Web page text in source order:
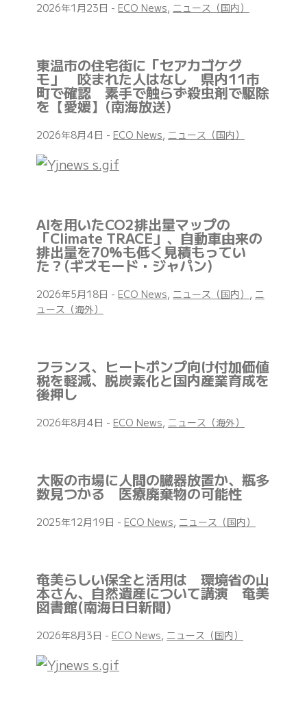
2026年1月23日 - ECO News, ニュース（国内）
東温市の住宅街に「セアカゴケグ
モ」 咬まれた人はなし 県内11市
町で確認 素手で触らず殺虫剤で駆除
を【愛媛】(南海放送)
2026年8月4日 - ECO News, ニュース（国内）
AIを用いたCO2排出量マップの
「Climate TRACE」、自動車由来の
排出量を70%も低く見積もってい
た？(ギズモード・ジャパン)
2026年5月18日 - ECO News, ニュース（国内） , ニ
ュース（海外）
フランス、ヒートポンプ向け付加価値
税を軽減、脱炭素化と国内産業育成を
後押し
2026年8月4日 - ECO News, ニュース（海外）
大阪の市場に人間の臓器放置か、瓶多
数見つかる 医療廃棄物の可能性
2025年12月19日 - ECO News, ニュース（国内）
奄美らしい保全と活用は 環境省の山
本さん、自然遺産について講演 奄美
図書館(南海日日新聞)
2026年8月3日 - ECO News, ニュース（国内）